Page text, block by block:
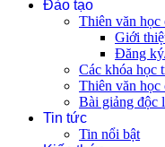
Đào tạo
Thiên văn học
Giới
Đăng
Các khóa học
Thiên văn
Bài giảng độc
Tin tức
Tin nổi bật